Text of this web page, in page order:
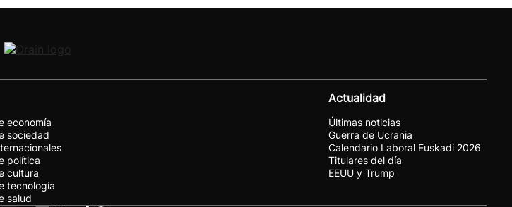
economía
sociedad
política
cultura
tecnología
salud
Actualidad
Últimas noticias
Guerra de Ucrania
Calendario Laboral Euskadi 2026
Titulares del día
EEUU y Trump